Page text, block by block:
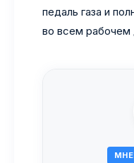
педаль газа и
во всем рабочем